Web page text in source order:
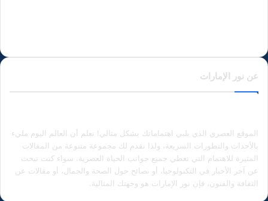
عن نور الإمارات
الموقع العصري الذي يلبي اهتماماتك بشكل مثالي! نعلم أن العالم اليوم مليء
بالأحداث والتطورات السريعة، ولذا نقدم لك مجموعة متنوعة من المقالات
المثيرة للاهتمام التي تغطي جميع جوانب الحياة العصرية. سواء كنت تبحث
عن آخر الأخبار في التكنولوجيا، أو نصائح حول الصحة والجمال، أو مقالات عن
الثقافة والفنون، فإن نور الإمارات هو وجهتك المثالية.